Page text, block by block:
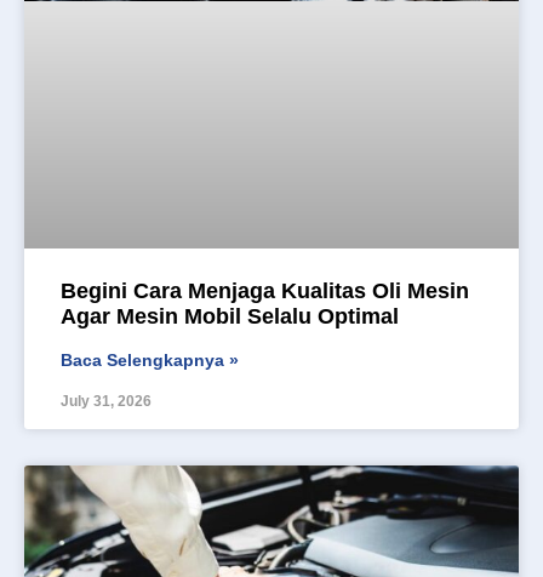
Begini Cara Menjaga Kualitas Oli Mesin
Agar Mesin Mobil Selalu Optimal
Baca Selengkapnya »
July 31, 2026